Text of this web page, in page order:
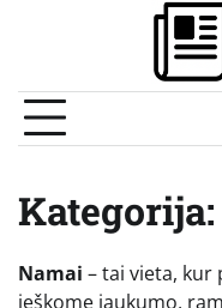
Kategorija:
Namai – tai vieta, kur
ieškome jaukumo,